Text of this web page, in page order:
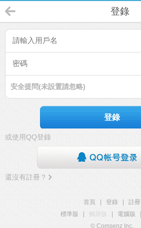
登錄
安全提問(未設置請忽略)
登錄
或使用QQ登錄
還沒有註冊？
首頁 登錄
註冊
標準版
觸屏版 電腦版
© Comsenz Inc.